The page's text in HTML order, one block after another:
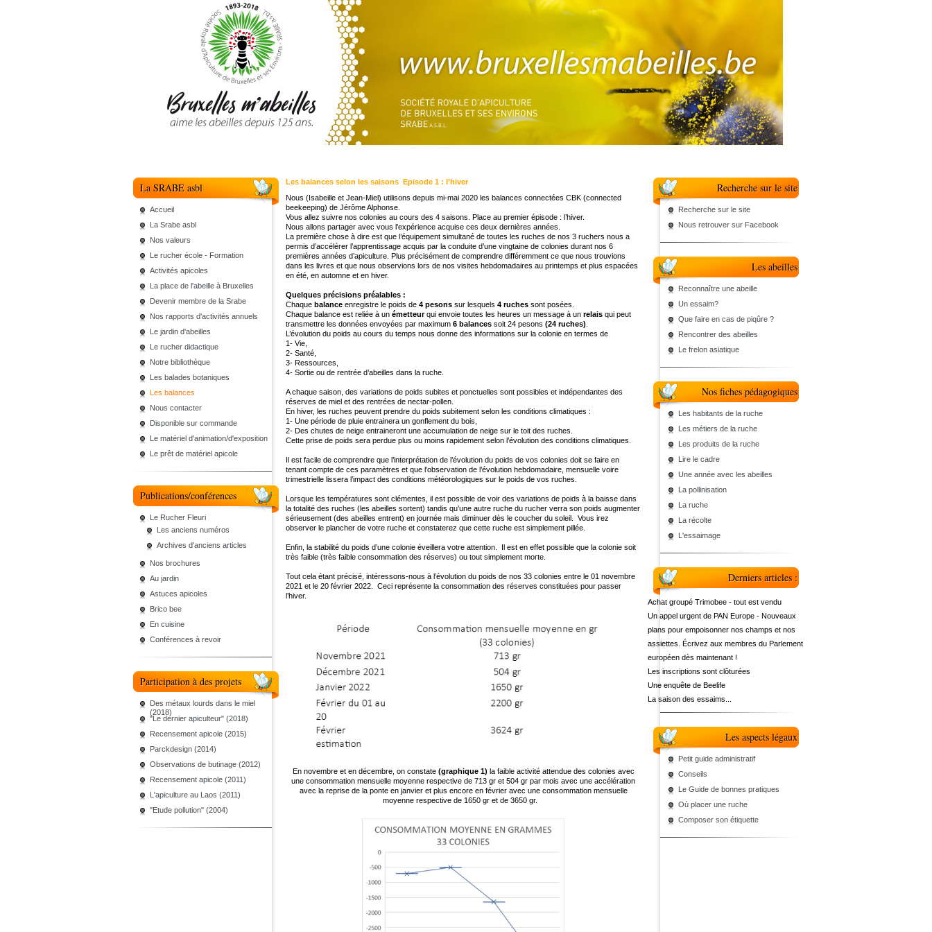
La SRABE asbl
Accueil
La Srabe asbl
Nos valeurs
Le rucher école - Formation
Activités apicoles
La place de l'abeille à Bruxelles
Devenir membre de la Srabe
Nos rapports d'activités annuels
Le jardin d'abeilles
Le rucher didactique
Notre bibliothèque
Les balades botaniques
Les balances
Nous contacter
Disponible sur commande
Le matériel d'animation/d'exposition
Le prêt de matériel apicole
Publications/conférences
Le Rucher Fleuri
Les anciens numéros
Archives d'anciens articles
Nos brochures
Au jardin
Astuces apicoles
Brico bee
En cuisine
Conférences à revoir
Participation à des projets
Des métaux lourds dans le miel
(2018)
"Le dernier apiculteur" (2018)
Recensement apicole (2015)
Parckdesign (2014)
Observations de butinage (2012)
Recensement apicole (2011)
L'apiculture au Laos (2011)
"Etude pollution" (2004)
Les balances selon les saisons Episode 1 : l’hiver
Nous (Isabeille et Jean-Miel) utilisons depuis mi-mai 2020 les balances connectées CBK (connected
beekeeping) de Jérôme Alphonse.
Vous allez suivre nos colonies au cours des 4 saisons. Place au premier épisode : l’hiver.
Nous allons partager avec vous l’expérience acquise ces deux dernières années.
La première chose à dire est que l’équipement simultané de toutes les ruches de nos 3 ruchers nous a
permis d’accélérer l’apprentissage acquis par la conduite d’une vingtaine de colonies durant nos 6
premières années d’apiculture. Plus précisément de comprendre différemment ce que nous trouvions
dans les livres et que nous observions lors de nos visites hebdomadaires au printemps et plus espacées
en été, en automne et en hiver.
Quelques précisions préalables :
Chaque balance enregistre le poids de 4 pesons sur lesquels 4 ruches sont posées.
Chaque balance est reliée à un émetteurqui envoie toutes les heures un message à un relais qui peut
transmettre les données envoyées par maximum 6 balances soit 24 pesons (24 ruches)
L’évolution du poids au cours du temps nous donne des informations sur la colonie en termes de
1- Vie,
2- Santé,
3- Ressources,
4- Sortie ou de rentrée d’abeilles dans la ruche.
A chaque saison, des variations de poids subites et ponctuelles sont possibles et indépendantes des
réserves de miel et des rentrées de nectar-pollen.
En hiver, les ruches peuvent prendre du poids subitement selon les conditions climatiques :
1- Une période de pluie entrainera un gonflement du bois,
2- Des chutes de neige entraineront une accumulation de neige sur le toit des ruches.
Cette prise de poids sera perdue plus ou moins rapidement selon l’évolution des conditions climatiques.
Il est facile de comprendre que l’interprétation de l’évolution du poids de vos colonies doit se faire en
tenant compte de ces paramètres et que l’observation de l’évolution hebdomadaire, mensuelle voire
trimestrielle lissera l’impact des conditions météorologiques sur le poids de vos ruches.
Lorsque les températures sont clémentes, il est possible de voir des variations de poids à la baisse dans
la totalité des ruches (les abeilles sortent) tandis qu’une autre ruche du rucher verra son poids augmenter
sérieusement (des abeilles entrent) en journée mais diminuer dès le coucher du soleil. Vous irez
observer le plancher de votre ruche et constaterez que cette ruche est simplement pillée.
Enfin, la stabilité du poids d’une colonie éveillera votre attention. Il est en effet possible que la colonie soit
très faible (très faible consommation des réserves) ou tout simplement morte.
Tout cela étant précisé, intéressons-nous à l’évolution du poids de nos 33 colonies entre le 01 novembre
2021 et le 20 février 2022. Ceci représente la consommation des réserves constituées pour passer
l’hiver.
En novembre et en décembre, on constate (graphique 1) la faible activité attendue des colonies avec
une consommation mensuelle moyenne respective de 713 gr et 504 gr par mois avec une accélération
avec la reprise de la ponte en janvier et plus encore en février avec une consommation mensuelle
moyenne respective de 1650 gr et de 3650 gr.
Recherche sur le site
Recherche sur le site
Nous retrouver sur Facebook
Les abeilles
Reconnaître une abeille
Un essaim?
Que faire en cas de piqûre ?
Rencontrer des abeilles
Le frelon asiatique
Nos fiches pédagogiques
Les habitants de la ruche
Les métiers de la ruche
Les produits de la ruche
Lire le cadre
Une année avec les abeilles
La pollinisation
La ruche
La récolte
L'essaimage
Derniers articles :
Achat groupé Trimobee - tout est vendu
Un appel urgent de PAN Europe - Nouveaux
plans pour empoisonner nos champs et nos
assiettes. Écrivez aux membres du Parlement
européen dès maintenant !
Les inscriptions sont clôturées
Une enquête de Beelife
La saison des essaims...
Les aspects légaux
Petit guide administratif
Conseils
Le Guide de bonnes pratiques
Où placer une ruche
Composer son étiquette